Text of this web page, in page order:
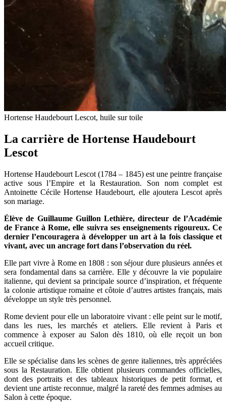
Hortense Haudebourt Lescot, huile sur toile
La carrière de Hortense Haudebourt
Lescot
Hortense Haudebourt Lescot (1784 – 1845) est une peintre française
active sous l’Empire et la Restauration. Son nom complet est
Antoinette Cécile Hortense Haudebourt, elle ajoutera Lescot après
son mariage.
Élève de Guillaume Guillon Lethière, directeur de l’Académie
de France à Rome, elle suivra ses enseignements rigoureux. Ce
dernier l’encouragera à développer un art à la fois classique et
vivant, avec un ancrage fort dans l’observation du réel.
Elle part vivre à Rome en 1808 : son séjour dure plusieurs années et
sera fondamental dans sa carrière. Elle y découvre la vie populaire
italienne, qui devient sa principale source d’inspiration, et fréquente
la colonie artistique romaine et côtoie d’autres artistes français, mais
développe un style très personnel.
Rome devient pour elle un laboratoire vivant : elle peint sur le motif,
dans les rues, les marchés et ateliers. Elle revient à Paris et
commence à exposer au Salon dès 1810, où elle reçoit un bon
accueil critique.
Elle se spécialise dans les scènes de genre italiennes, très appréciées
sous la Restauration. Elle obtient plusieurs commandes officielles,
dont des portraits et des tableaux historiques de petit format, et
devient une artiste reconnue, malgré la rareté des femmes admises au
Salon à cette époque.